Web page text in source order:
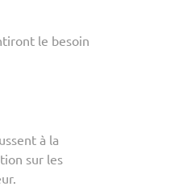
le besoin
à la
sur les